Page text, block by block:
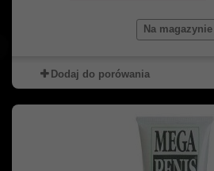
Na magazynie
Dodaj do porówania